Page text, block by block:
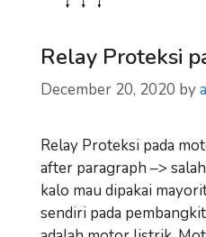
Relay Proteksi
December 20, 2020 by
Relay Proteksi pada
after paragraph –>
kalo mau dipakai
sendiri pada